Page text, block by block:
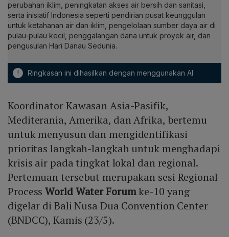
perubahan iklim, peningkatan akses air bersih dan sanitasi,
serta inisiatif Indonesia seperti pendirian pusat keunggulan
untuk ketahanan air dan iklim, pengelolaan sumber daya air di
pulau-pulau kecil, penggalangan dana untuk proyek air, dan
pengusulan Hari Danau Sedunia.
! Ringkasan ini dihasilkan dengan menggunakan AI
Koordinator Kawasan Asia-Pasifik,
Mediterania, Amerika, dan Afrika, bertemu
untuk menyusun dan mengidentifikasi
prioritas langkah-langkah untuk menghadapi
krisis air pada tingkat lokal dan regional.
Pertemuan tersebut merupakan sesi Regional
ProcessWorld Water Forumke-10 yang
digelar di Bali Nusa Dua Convention Center
(BNDCC), Kamis (23/5).